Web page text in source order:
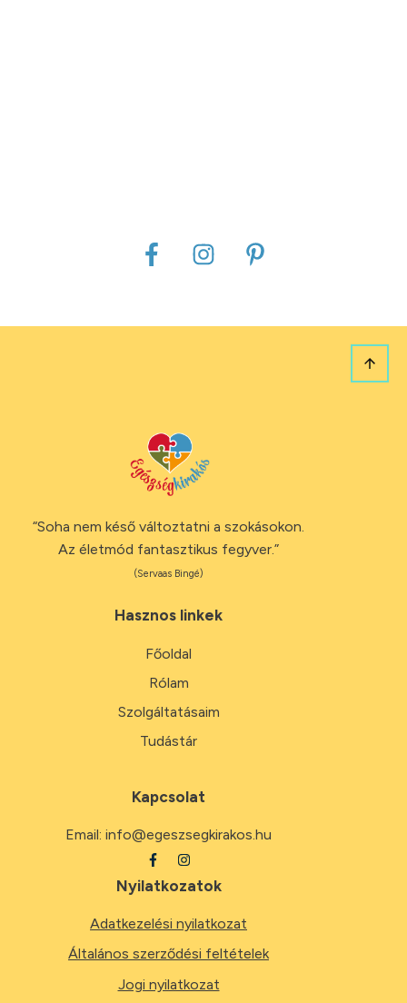
“Soha nem késő változtatni a szokásokon.
Az életmód fantasztikus fegyver.”
(Servaas Bingé)
Hasznos linkek
Főoldal
Rólam
Szolgáltatásaim
Tudástár
Kapcsolat
Email: info@egeszsegkirakos.hu
Nyilatkozatok
Adatkezelési nyilatkozat
Általános szerződési feltételek
Jogi nyilatkozat